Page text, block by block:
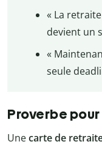
« La
devient un
«
seule
Proverbe
Unecarte de